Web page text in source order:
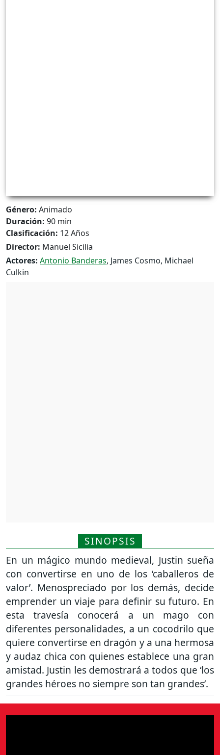
Género: Animado
Duración: 90 min
Clasificación: 12 Años
Director: Manuel Sicilia
Actores: Antonio Banderas, James Cosmo, Michael
Culkin
SINOPSIS
En un mágico mundo medieval, Justin sueña
con convertirse en uno de los ‘caballeros de
valor’. Menospreciado por los demás, decide
emprender un viaje para definir su futuro. En
esta travesía conocerá a un mago con
diferentes personalidades, a un cocodrilo que
quiere convertirse en dragón y a una hermosa
y audaz chica con quienes establece una gran
amistad. Justin les demostrará a todos que ‘los
grandes héroes no siempre son tan grandes’.